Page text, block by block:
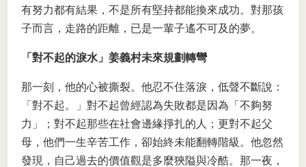
有努力都有結果，不是所有堅持都能換來成功。對那孩
子而言，走路的距離，已是一輩子遙不可及的夢。
「對不起的淚水」姜義村未來規劃轉彎
那一刻，他的心被撕裂。他忍不住落淚，低聲不斷說：
「對不起。」對不起曾經認為失敗都是因為「不夠努
力」；對不起那些在社會邊緣掙扎的人；更對不起父
母，他們一生辛苦工作，卻始終未能翻轉階級。他忽然
發現，自己過去的價值觀是多麼狹隘與冷酷。那一夜，